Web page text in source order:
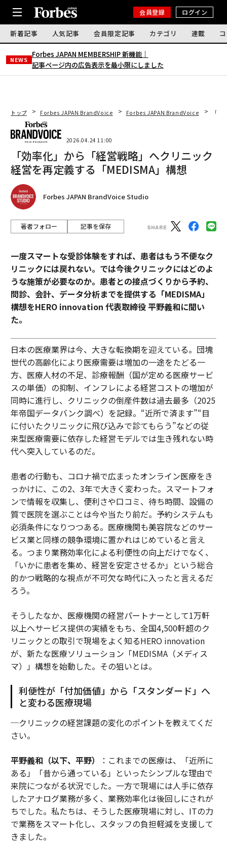
会員登録 ログイン
新着記事 人気記事 会員限定記事 カテゴリ 連載
NEWS
Forbes JAPAN MEMBERSHIP 新機能｜
記事ページ内の広告表示を最小限にしました
トップ Forbes JAPAN BrandVoice Forbes JAPAN BrandVoice 「
2026.04.24 11:00
「効率化」から「経営戦略」へクリニック
経営を再定義する「MEDISMA」構想
Forbes JAPAN BrandVoice Studio
著者フォロー 記事を保存
一度スマートな受診体験をすれば、患者はもう不便なク
リニックには戻れない。では今後クリニックにはどのよ
うな施策が必要なのか。患者との接点づくりから予約、
問診、会計、データ分析までを提供する「MEDISMA」
構想をHERO innovation 代表取締役 平野義和に聞い
た。
日本の医療業界は今、大きな転換期を迎えている。団塊
世代の高齢化により医療需要は増加の一途をたどる一
方、医療人材の不足、診療報酬（国が定める医療サービ
スの単価）の抑制、インフレによる経営コストの増加が
同時に進行し、クリニックの倒産件数は過去最多（2025
年帝国データバンク調べ）を記録。“近所で済ます”“目
に付いたクリニックに飛び込みで診てもらう”などの従
来型医療需要に依存した経営モデルでは生き残れない時
代へ突入しているのだ。
患者の行動も、コロナ禍で広まったオンライン医療をき
っかけに、この2、3年で大きく変わった。スマートフォ
ンで情報を収集し、便利さや口コミ、待ち時間、設備の
質で医院を選ぶことは今や当たり前だ。予約システムも
必須条件になりつつある。医療機関も美容院などのサー
ビス業と同様の競争環境に置かれはじめていると言え
る。つまり業務効率化による利便性の向上だけでなく、
「いかに患者を集め、経営を安定させるか」という総合
的かつ戦略的な視点が不可欠な時代に入ったと言えるだ
ろう。
そうしたなか、医療機関の経営パートナーとして1万軒
以上へサービス提供の実績をもち、全国4,500軒超のク
リニックとの取引で現場をよく知るHERO innovation
が、新たな医療ソリューション「MEDISMA（メディス
マ）」構想を始動した。その狙いとは。
利便性が「付加価値」から「スタンダード」へ
と変わる医療現場
─クリニックの経営課題の変化のポイントを教えてくだ
さい。
平野義和（以下、平野）
：これまでの医療は、「近所に
ある」「昔から通っている」といったシンプルな理由で
来院につながる状況でした。一方で現場には人手に依存
したアナログ業務が多く、業務効率化は後回しにされが
ちでした。私たちは、そうした医療現場に対し、ITの力
で業務をスマート化し、スタッフの負担軽減を支援して
きました。